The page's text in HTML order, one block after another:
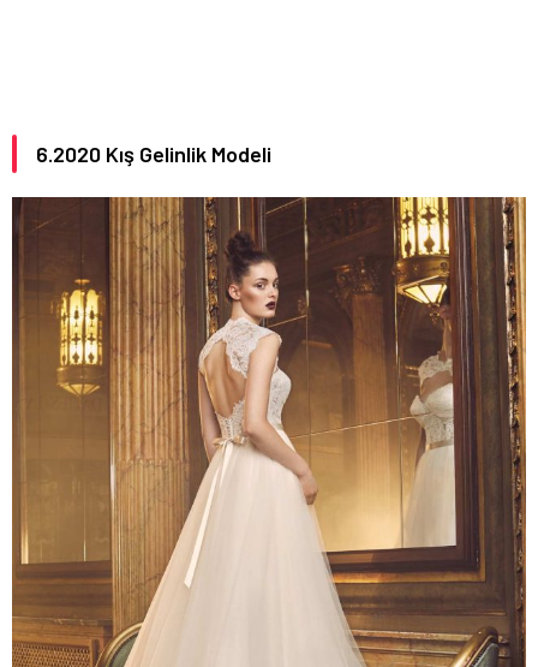
6.2020 Kış Gelinlik Modeli